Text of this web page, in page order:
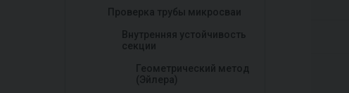
Проверка трубы микросваи
Внутренняя устойчивость
секции
Геометрический метод
(Эйлера)